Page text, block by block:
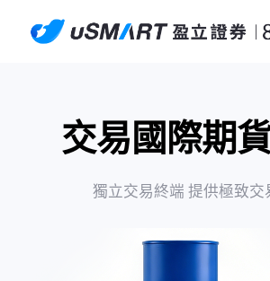
交易國際期
獨立交易終端 提供極致交